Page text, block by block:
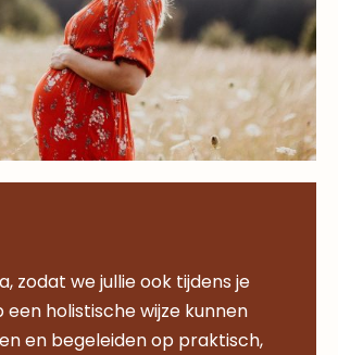
zodat we jullie ook tijdens je
een holistische wijze kunnen
en begeleiden op praktisch,